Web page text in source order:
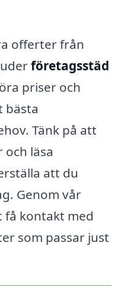
offerter från
företagsstäd
priser och
bästa
Tänk på att
och läsa
att du
Genom vår
kontakt med
som passar just